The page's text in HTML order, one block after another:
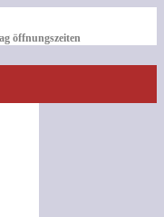
öffnungszeiten